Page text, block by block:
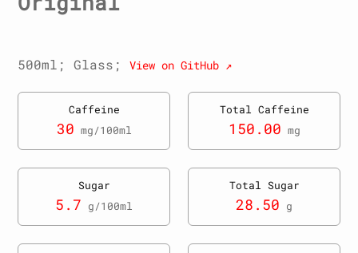
500ml; Glass; View on GitHub ↗
Caffeine
30 mg/100ml
Total Caffeine
150.00 mg
Sugar
5.7 g/100ml
Total Sugar
28.50 g